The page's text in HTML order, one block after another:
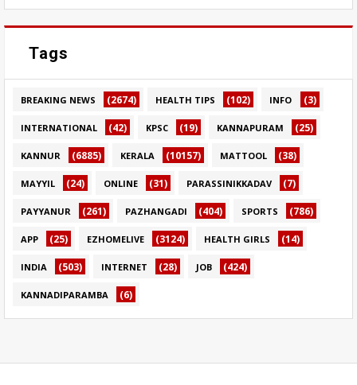
Tags
BREAKING NEWS (2674) HEALTH TIPS (102) INFO (3)
INTERNATIONAL (42) KPSC (19) KANNAPURAM (25)
KANNUR (6885) KERALA (10157) MATTOOL (38)
MAYYIL (24) ONLINE (31) PARASSINIKKADAV (7)
PAYYANUR (261) PAZHANGADI (404) SPORTS (786)
APP (25) EZHOMELIVE (3124) HEALTH GIRLS (14)
INDIA (503) INTERNET (28) JOB (424)
KANNADIPARAMBA (6)